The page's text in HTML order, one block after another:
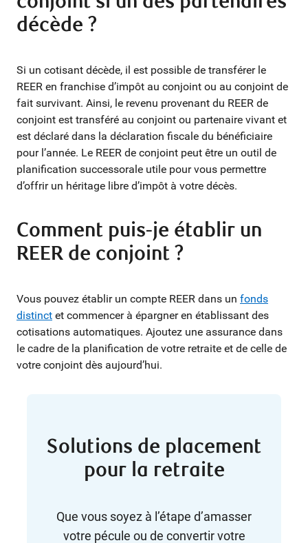
décède ?
Si un cotisant décède, il est possible de transférer le
REER en franchise d’impôt au conjoint ou au conjoint de
fait survivant. Ainsi, le revenu provenant du REER de
conjoint est transféré au conjoint ou partenaire vivant et
est déclaré dans la déclaration fiscale du bénéficiaire
pour l’année. Le REER de conjoint peut être un outil de
planification successorale utile pour vous permettre
d’offrir un héritage libre d’impôt à votre décès.
Comment puis-je établir un
REER de conjoint ?
Vous pouvez établir un compte REER dans un fonds
distinct et commencer à épargner en établissant des
cotisations automatiques. Ajoutez une assurance dans
le cadre de la planification de votre retraite et de celle de
votre conjoint dès aujourd’hui.
Solutions de placement
pour la retraite
Que vous soyez à l’étape d’amasser
votre pécule ou de convertir votre